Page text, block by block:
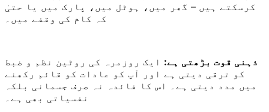
کرسکتے ہیں – گھر میں، ہوٹل میں، پارک میں یا حتیٰ
کہ کام کی وقفے میں۔
ذہنی قوت بڑھتی ہے: ایک روزمرہ کی روٹین نظم و ضبط
کو ترقی دیتی ہے اور آپ کو عادات کو قائم رکھنے
میں مدد دیتی ہے۔ اس کا فائدہ نہ صرف جسمانی بلکہ
نفسیاتی بھی ہے۔